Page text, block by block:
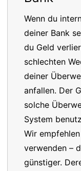
Wenn du
deiner Bank
du Geld
schlechten
deiner
anfallen. Der
solche
System
Wir
verwenden –
günstiger.